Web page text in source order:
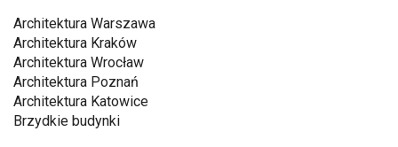
Architektura Warszawa
Architektura Kraków
Architektura Wrocław
Architektura Poznań
Architektura Katowice
Brzydkie budynki